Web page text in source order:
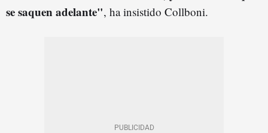
se saquen adelante", ha insistido Collboni.